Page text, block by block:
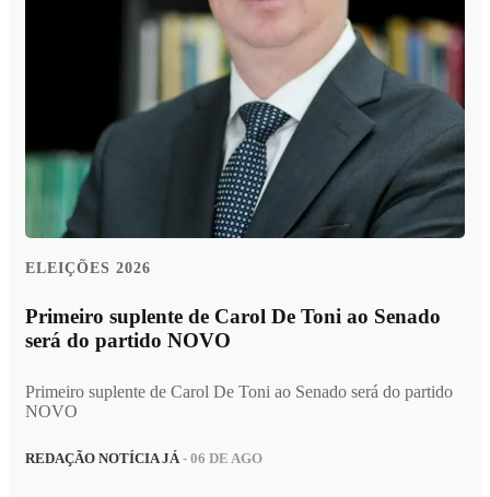
ELEIÇÕES 2026
Primeiro suplente de Carol De Toni ao Senado
será do partido NOVO
Primeiro suplente de Carol De Toni ao Senado será do partido
NOVO
REDAÇÃO NOTÍCIA JÁ- 06 DE AGO